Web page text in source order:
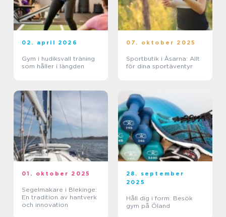
02. april 2026
Gym i hudiksvall träning
som håller i längden
07. oktober 2025
Sportbutik i Åsarna: Allt
för dina sportäventyr
01. oktober 2025
Segelmakare i Blekinge:
En tradition av hantverk
och innovation
28. september
2025
Håll dig i form: Besök
gym på Öland